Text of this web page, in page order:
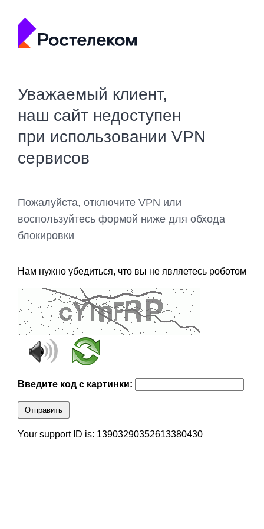
Уважаемый клиент,
наш сайт недоступен
при использовании VPN
сервисов
Пожалуйста, отключите VPN или
воспользуйтесь формой ниже для обхода
блокировки
Нам нужно убедиться, что вы не являетесь роботом
Введите код с картинки:
Отправить
Your support ID is: 13903290352613380430